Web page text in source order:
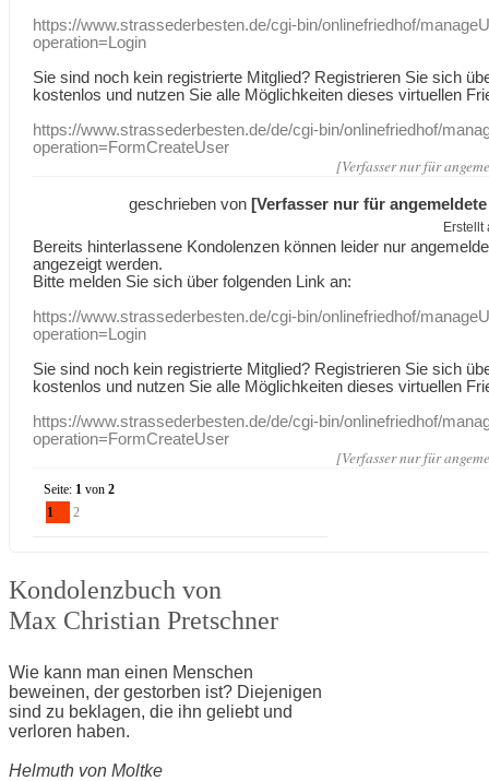
https://www.strassederbesten.de/cgi-bin/onlinefriedhof/
operation=Login
Sie sind noch kein registrierte Mitglied? Registrieren Sie sich
kostenlos und nutzen Sie alle Möglichkeiten dieses virtuellen
https://www.strassederbesten.de/de/cgi-bin/onlinefriedhof/
operation=FormCreateUser
[Verfasser nur für
geschrieben von [Verfasser nur für
Erstellt
Bereits hinterlassene Kondolenzen können leider nur
angezeigt werden.
Bitte melden Sie sich über folgenden Link an:
https://www.strassederbesten.de/cgi-bin/onlinefriedhof/
operation=Login
Sie sind noch kein registrierte Mitglied? Registrieren Sie sich
kostenlos und nutzen Sie alle Möglichkeiten dieses virtuellen
https://www.strassederbesten.de/de/cgi-bin/onlinefriedhof/
operation=FormCreateUser
[Verfasser nur für
Seite: 1 von2
1
2
Kondolenzbuch von
Max Christian Pretschner
Wie kann man einen Menschen
beweinen, der gestorben ist? Diejenigen
sind zu beklagen, die ihn geliebt und
verloren haben.
Helmuth von Moltke